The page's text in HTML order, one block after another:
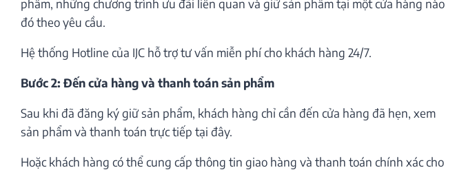
phẩm, những chương trình ưu đãi liên quan và giữ sản phẩm tại một cửa hàng nào
đó theo yêu cầu.
Hệ thống Hotline của IJC hỗ trợ tư vấn miễn phí cho khách hàng 24/7.
Bước 2: Đến cửa hàng và thanh toán sản phẩm
Sau khi đã đăng ký giữ sản phẩm, khách hàng chỉ cần đến cửa hàng đã hẹn, xem
sản phẩm và thanh toán trực tiếp tại đây.
Hoặc khách hàng có thể cung cấp thông tin giao hàng và thanh toán chính xác cho